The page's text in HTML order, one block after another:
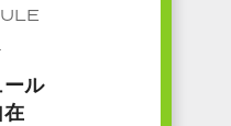
ール
在